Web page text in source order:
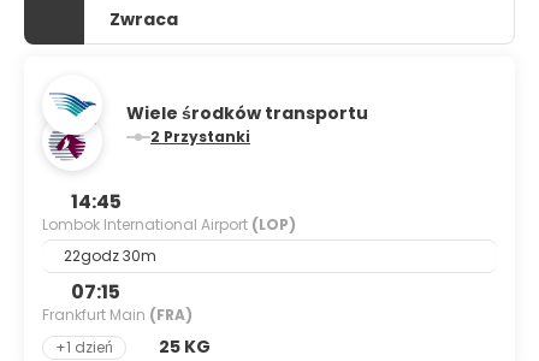
Zwraca
Wiele środków transportu
2 Przystanki
14:45
Lombok International Airport (LOP)
22godz 30m
07:15
Frankfurt Main (FRA)
+1 dzień
25 KG